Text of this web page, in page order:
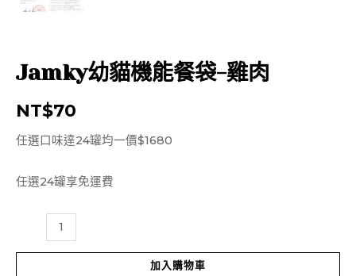
Jamky幼貓機能餐袋-雞肉
NT$70
任選口味達24罐均一價$1680
任選24罐享免運費
Jamky
貓
加入購物車